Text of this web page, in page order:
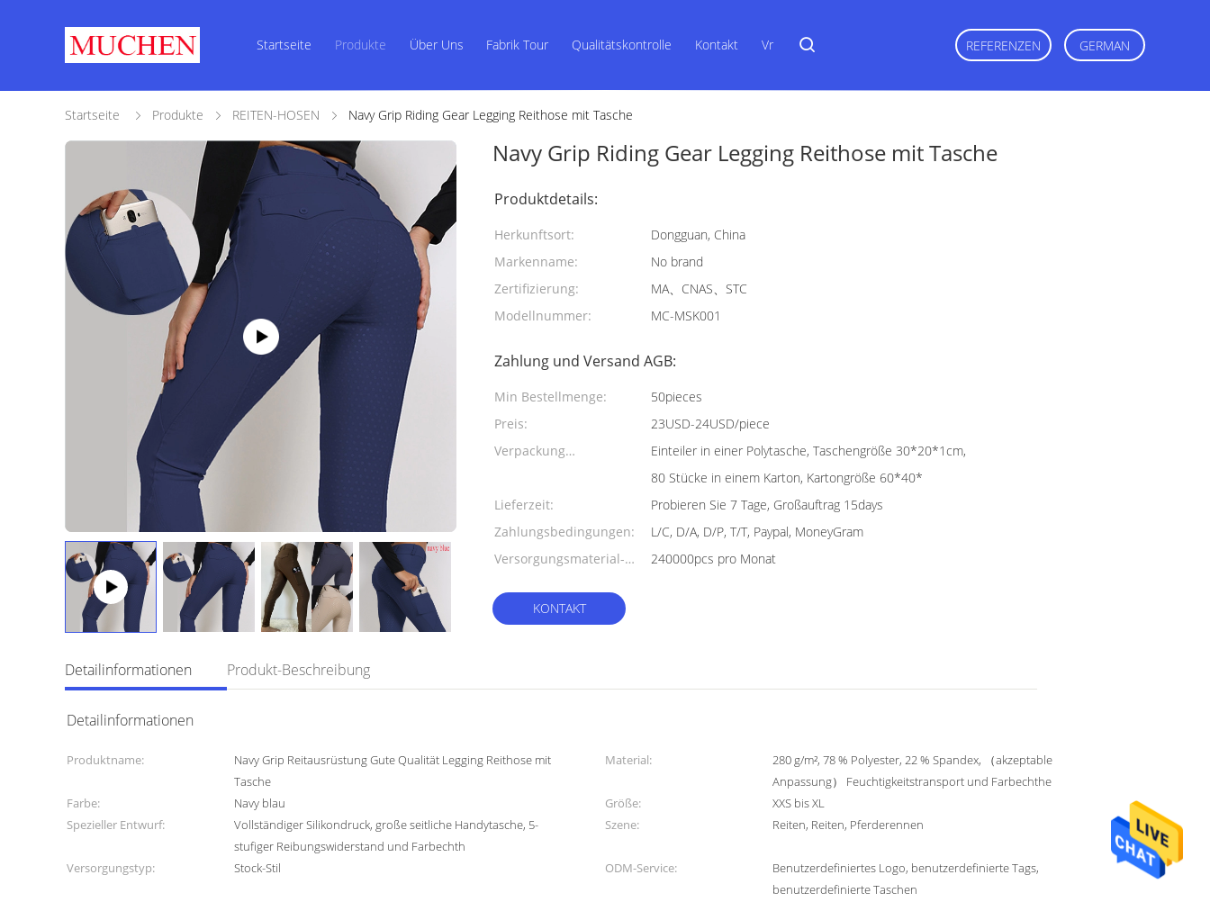
Startseite Produkte Über Uns Fabrik Tour Qualitätskontrolle Kontakt Vr REFERENZEN GERMAN
Startseite Produkte REITEN-HOSEN Navy Grip Riding Gear Legging Reithose mit Tasche
Navy Grip Riding Gear Legging Reithose mit Tasche
Produktdetails:
Herkunftsort:
Dongguan, China
Markenname:
No brand
Zertifizierung:
MA、CNAS、STC
Modellnummer:
MC-MSK001
Zahlung und Versand AGB:
Min Bestellmenge:
50pieces
Preis:
23USD-24USD/piece
Verpackung
Einteiler in einer Polytasche, Taschengröße 30*20*1cm,
80 Stücke in einem Karton, Kartongröße 60*40*
Lieferzeit:
Probieren Sie 7 Tage, Großauftrag 15days
Zahlungsbedingungen:
L/C, D/A, D/P, T/T, Paypal, MoneyGram
Versorgungsmaterial-
240000pcs pro Monat
KONTAKT
Detailinformationen Produkt-Beschreibung
Detailinformationen
Produktname:
Navy Grip Reitausrüstung Gute Qualität Legging Reithose mit
Tasche
Material:
280 g/m², 78 % Polyester, 22 % Spandex, （akzeptable
Anpassung） Feuchtigkeitstransport und Farbechthe
Farbe:
Navy blau Größe:
XXS bis XL
Spezieller Entwurf:
Vollständiger Silikondruck, große seitliche Handytasche, 5-
stufiger Reibungswiderstand und Farbechth
Szene: Reiten, Reiten, Pferderennen
Versorgungstyp: Stock-Stil ODM-Service:
Benutzerdefiniertes Logo, benutzerdefinierte Tags,
benutzerdefinierte Taschen